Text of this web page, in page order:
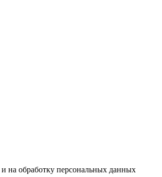
и на обработку персональных данных